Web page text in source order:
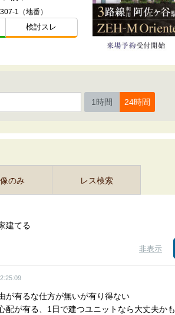
1（地番）
検討スレ
1時間 24時間
のみ レス検索
建てる
非表示
が有るな仕方が無いが有り得ない
配が有る、1日で建つユニットなら大丈夫かも